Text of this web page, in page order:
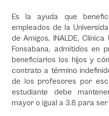
Es la ayuda que
empleados de la
de Amigos, INALDE,
Fonsabana, admitidos en
beneficiarios los hijos y
contrato a término
de los profesores por
estudiante debe
mayor o igual a 3.8 para